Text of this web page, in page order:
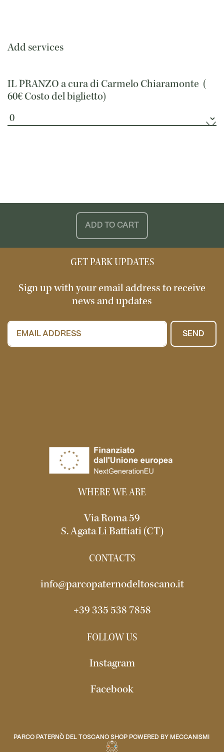
Add services
IL PRANZO a cura di Carmelo Chiaramonte (
60€Costo del biglietto)
ADD TO CART
GET PARK UPDATES
Sign up with your email address to receive
news and updates
SEND
WHERE WE ARE
Via Roma 59
S. Agata Li Battiati (CT)
CONTACTS
info@parcopaternodeltoscano.it
+39 335 538 7858
FOLLOW US
Instagram
Facebook
PARCO PATERNÒ DEL TOSCANO SHOP POWERED BY MECCANISMI